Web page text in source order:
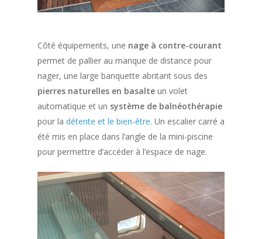
Côté équipements, une nage à contre-courant
permet de pallier au manque de distance pour
nager, une large banquette abritant sous des
pierres naturelles en basalte un volet
automatique et un système de balnéothérapie
pour la détente et le bien-être. Un escalier carré a
été mis en place dans l’angle de la mini-piscine
pour permettre d’accéder à l’espace de nage.